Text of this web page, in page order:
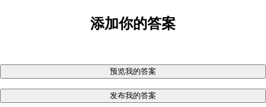
添加你的答案
预览我的答案
发布我的答案